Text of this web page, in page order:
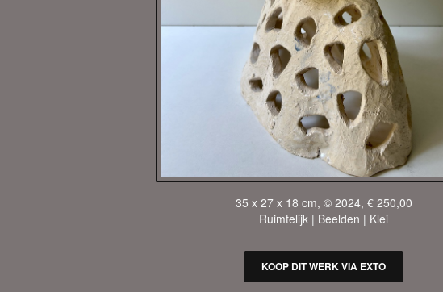
35 x 27 x 18 cm, © 2024, € 250,00
Ruimtelijk | Beelden | Klei
KOOP DIT WERK VIA EXTO